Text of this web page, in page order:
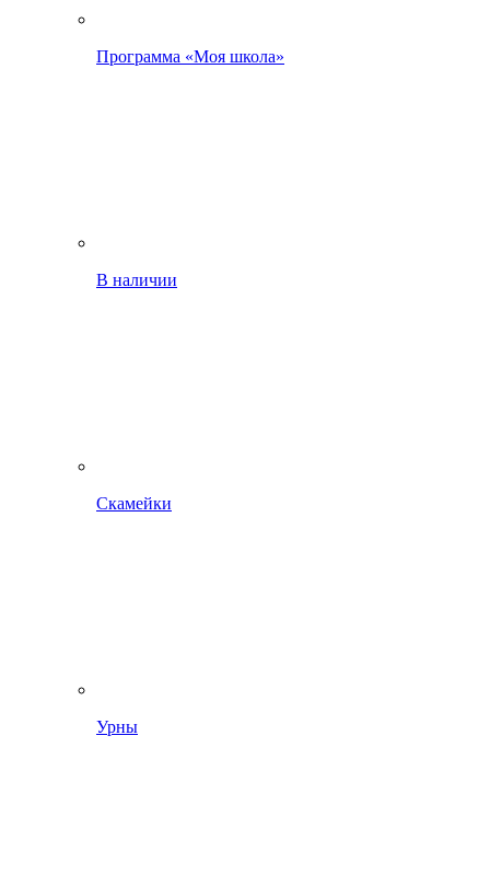
Программа «Моя школа»
В наличии
Скамейки
Урны